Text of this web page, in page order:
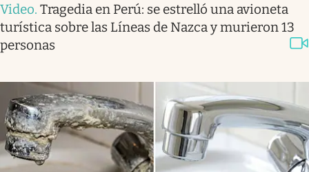
Video. Tragedia en Perú: se estrelló una avioneta
turística sobre las Líneas de Nazca y murieron 13
personas